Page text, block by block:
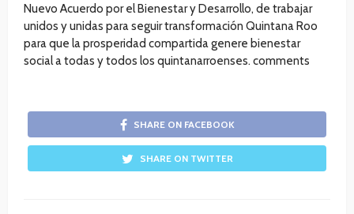
Nuevo Acuerdo por el Bienestar y Desarrollo, de trabajar
unidos y unidas para seguir transformación Quintana Roo
para que la prosperidad compartida genere bienestar
social a todas y todos los quintanarroenses. comments
SHARE ON FACEBOOK
SHARE ON TWITTER